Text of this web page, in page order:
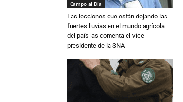
Campo al Día
Las lecciones que están dejando las
fuertes lluvias en el mundo agrícola
del país las comenta el Vice-
presidente de la SNA